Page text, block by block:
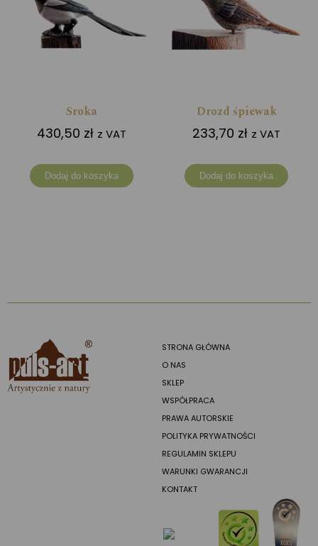
Sroka
430,50 zł z VAT
Dodaj do koszyka
Drozd śpiewak
233,70 zł z VAT
Dodaj do koszyka
STRONA GŁÓWNA
O NAS
SKLEP
WSPÓŁPRACA
PRAWA AUTORSKIE
POLITYKA PRYWATNOŚCI
REGULAMIN SKLEPU
WARUNKI GWARANCJI
KONTAKT